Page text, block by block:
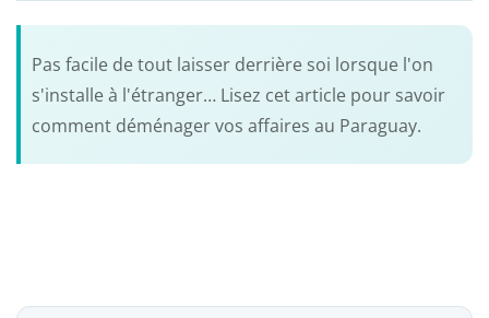
Pas facile de tout laisser derrière soi lorsque l'on
s'installe à l'étranger… Lisez cet article pour savoir
comment déménager vos affaires au Paraguay.